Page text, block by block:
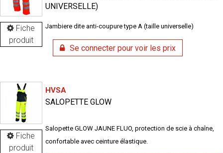
Fiche
produit
UNIVERSELLE)
Jambiere dite anti-coupure type A (taille universelle)
Se connecter pour voir les prix
Fiche
produit
HVSA
SALOPETTE GLOW
Salopette GLOW JAUNE FLUO, protection de scie à chaîne,
confortable avec ceinture élastique.